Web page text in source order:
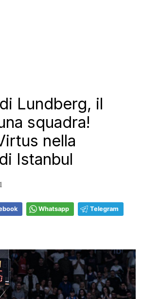
Lundberg, il
squadra!
nella
Istanbul
Whatsapp Telegram